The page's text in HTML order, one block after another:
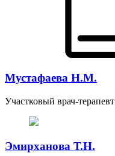
Мустафаева Н.М.
Участковый врач-терапевт
Эмирханова Т.Н.